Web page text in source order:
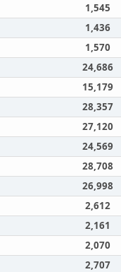
1,545
1,436
1,570
24,686
15,179
28,357
27,120
24,569
28,708
26,998
2,612
2,161
2,070
2,707